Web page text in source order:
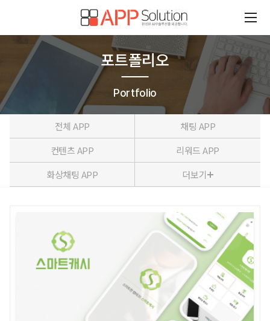
포트폴리오
Portfolio
전체 APP
채팅 APP
컨텐츠 APP
리워드 APP
화상채팅 APP
더보기